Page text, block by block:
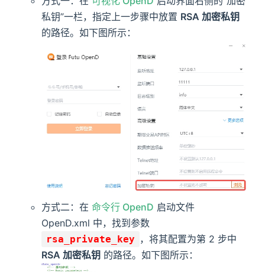
私钥”一栏，指定上一步骤中放置 RSA 加密私钥
的路径。如下图所示：
方式二：在命令行 OpenD 启动文件
OpenD.xml 中，找到参数
rsa_private_key ，将其配置为第 2 步中
RSA 加密私钥 的路径。如下图所示：